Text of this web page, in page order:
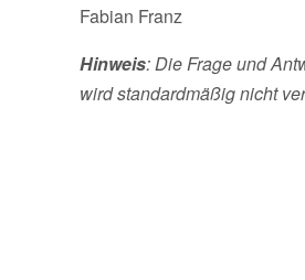
Fabian Franz
Hinweis: Die Frage und
wird standardmäßig nicht